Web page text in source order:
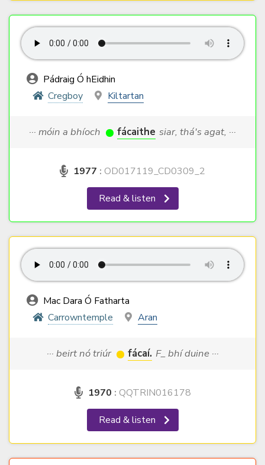
Pádraig Ó hEidhin
Cregboy
Kiltartan
··· móin a bhíoch fácaithe siar, thá's agat, ···
1977 : OD017119_CD0309_2
Read & listen
Mac Dara Ó Fatharta
Carrowntemple
Aran
··· beirt nó triúr fácaí. F_ bhí duine ···
1970 : QQTRIN016178
Read & listen